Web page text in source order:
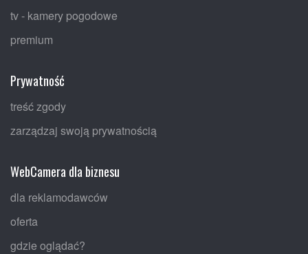
tv - kamery pogodowe
premium
Prywatność
treść zgody
zarządzaj swoją prywatnością
WebCamera dla biznesu
dla reklamodawców
oferta
gdzie oglądać?